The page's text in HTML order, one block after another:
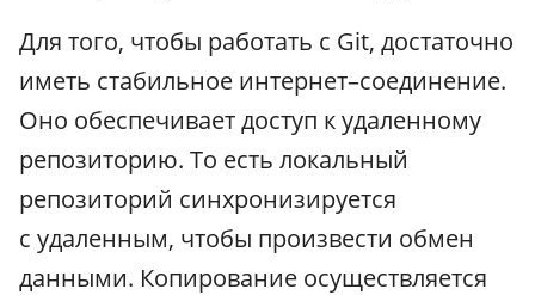
Для того, чтобы работать с Git, достаточно
иметь стабильное интернет–соединение.
Оно обеспечивает доступ к удаленному
репозиторию. То есть локальный
репозиторий синхронизируется
с удаленным, чтобы произвести обмен
данными. Копирование осуществляется